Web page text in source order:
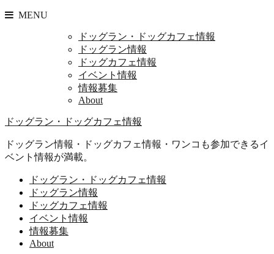
MENU
ドッグラン・ドッグカフェ情報
ドッグラン情報
ドッグカフェ情報
イベント情報
情報募集
About
ドッグラン・ドッグカフェ情報
ドッグラン情報・ドッグカフェ情報・ワンコも参加できるイ
ベント情報が満載。
ドッグラン・ドッグカフェ情報
ドッグラン情報
ドッグカフェ情報
イベント情報
情報募集
About